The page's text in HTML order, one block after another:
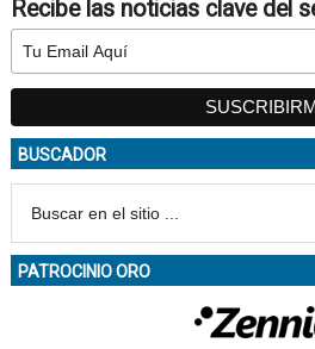
Recibe las noticias clave del
BUSCADOR
PATROCINIO ORO